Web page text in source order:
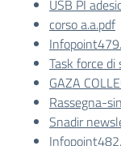
USB PI
corso a.a.pdf
Task force
GAZA
Rassegna-
Snadir